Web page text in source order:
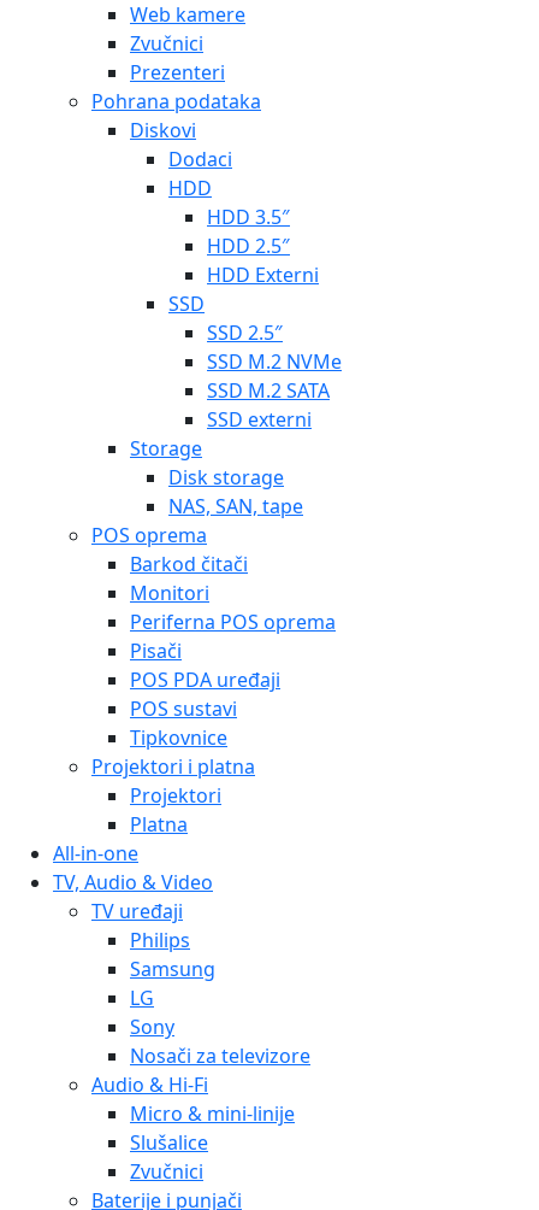
Web kamere
Zvučnici
Prezenteri
Pohrana podataka
Diskovi
Dodaci
HDD
HDD 3.5″
HDD 2.5″
HDD Externi
SSD
SSD 2.5″
SSD M.2 NVMe
SSD M.2 SATA
SSD externi
Storage
Disk storage
NAS, SAN, tape
POS oprema
Barkod čitači
Monitori
Periferna POS oprema
Pisači
POS PDA uređaji
POS sustavi
Tipkovnice
Projektori i platna
Projektori
Platna
All-in-one
TV, Audio & Video
TV uređaji
Philips
Samsung
LG
Sony
Nosači za televizore
Audio & Hi-Fi
Micro & mini-linije
Slušalice
Zvučnici
Baterije i punjači